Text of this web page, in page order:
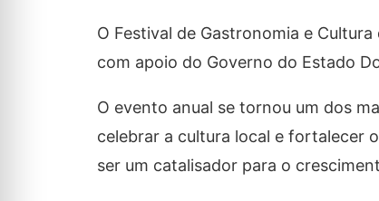
O Festival de Gastronomia e
com apoio do Governo do Estado
O evento anual se tornou um dos
celebrar a cultura local e fortalecer
ser um catalisador para o